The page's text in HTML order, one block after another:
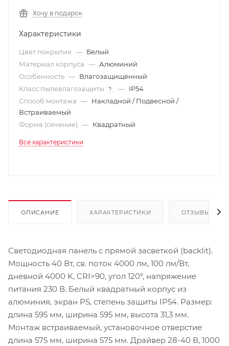
Хочу в подарок
Характеристики
Цвет покрытия — Белый
Материал корпуса — Алюминий
Особенность — Влагозащищённый
Класс пылевлагозащиты
? — IP54
Способ монтажа — Накладной / Подвесной /
Встраиваемый
Форма (сечение) — Квадратный
Все характеристики
ОПИСАНИЕ ХАРАКТЕРИСТИКИ ОТЗЫВЫ
Светодиодная панель с прямой засветкой (backlit).
Мощность 40 Вт, св. поток 4000 лм, 100 лм/Вт,
дневной 4000 K, CRI>90, угол 120°, напряжение
питания 230 В. Белый квадратный корпус из
алюминия, экран PS, степень защиты IP54. Размер:
длина 595 мм, ширина 595 мм, высота 31,3 мм.
Монтаж встраиваемый, установочное отверстие
длина 575 мм, ширина 575 мм. Драйвер 28-40 В, 1000